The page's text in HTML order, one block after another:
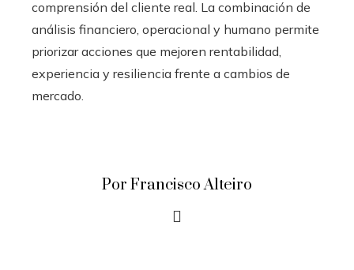
comprensión del cliente real. La combinación de
análisis financiero, operacional y humano permite
priorizar acciones que mejoren rentabilidad,
experiencia y resiliencia frente a cambios de
mercado.
Por Francisco Alteiro